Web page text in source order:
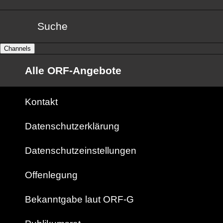
Suche
Channels
Alle ORF-Angebote
Kontakt
Datenschutzerklärung
Datenschutzeinstellungen
Offenlegung
Bekanntgabe laut ORF-G